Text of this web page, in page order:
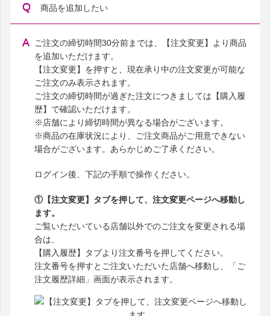
商品を追加したい
ご注文の締切時間30分前までは、【注文変更】より商品
を追加いただけます。
【注文変更】を押すと、現在承り中の注文変更が可能な
ご注文のみ表示されます。
ご注文の締切時間が過ぎた注文につきましては【購入履
歴】で確認いただけます。
※店舗により締切時間が異なる場合がございます。
※商品の在庫状況により、ご注文商品がご用意できない
場合がございます。あらかじめご了承ください。
ログイン後、下記の手順で操作ください。
①【注文変更】タブを押して、注文変更ページへ移動し
ます。
ご覧いただいている店舗以外でのご注文を変更される場
合は、
【購入履歴】タブより注文番号を押してください。
注文番号を押すとご注文いただいた店舗へ移動し、「ご
注文履歴詳細」画面が表示されます。